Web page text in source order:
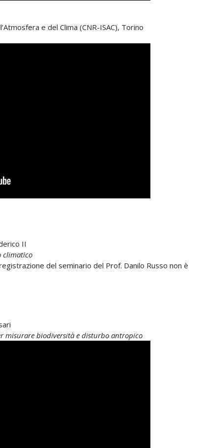
e del Clima (CNR-ISAC), Torino
II
climatico
del seminario del Prof. Danilo Russo non è
misurare biodiversità e disturbo antropico